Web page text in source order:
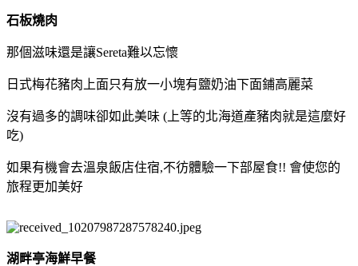
石板燒肉
那個滋味還是讓Sereta難以忘懷
日式梅花豬肉上面只有放一小塊有鹽奶油下面鋪高麗菜
沒有過多的調味卻如此美味 (上等的北海道產豬肉就是這麼好
吃)
如果有機會去溫泉飯店住宿,不彷體驗一下部屋食!! 會使您的
旅程更加美好
湖畔亭海鮮早餐